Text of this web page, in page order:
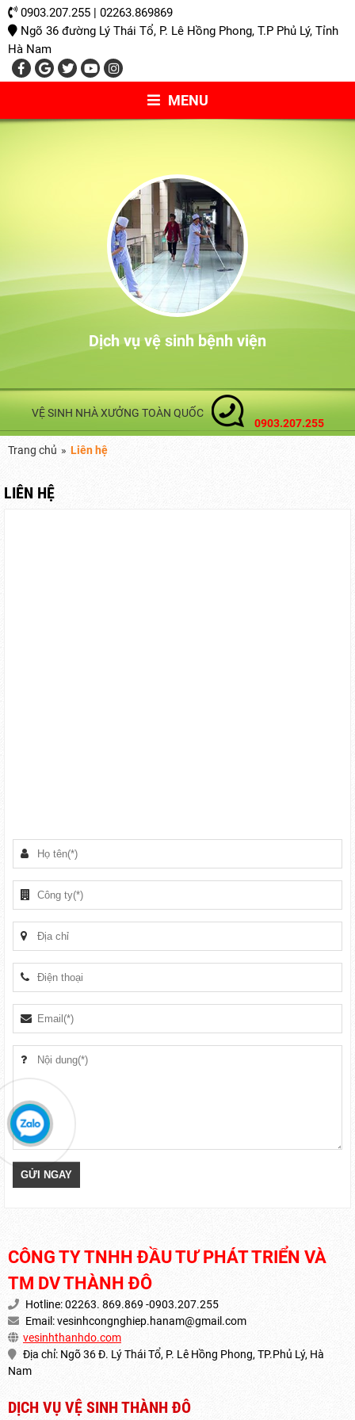
0903.207.255 | 02263.869869
Ngõ 36 đường Lý Thái Tổ, P. Lê Hồng Phong, T.P Phủ Lý, Tỉnh
Hà Nam
MENU
Dịch vụ vệ sinh bệnh viện
VỆ SINH NHÀ XƯỞNG TOÀN QUỐC
0903.207.255
Trang chủ » Liên hệ
LIÊN HỆ
CÔNG TY TNHH ĐẦU TƯ PHÁT TRIỂN VÀ
TM DV THÀNH ĐÔ
Hotline: 02263. 869.869 -0903.207.255
Email:vesinhcongnghiep.hanam@gmail.com
vesinhthanhdo.com
Địa chỉ: Ngõ 36 Đ. Lý Thái Tổ, P. Lê Hồng Phong, TP.Phủ Lý, Hà
Nam
DỊCH VỤ VỆ SINH THÀNH ĐÔ